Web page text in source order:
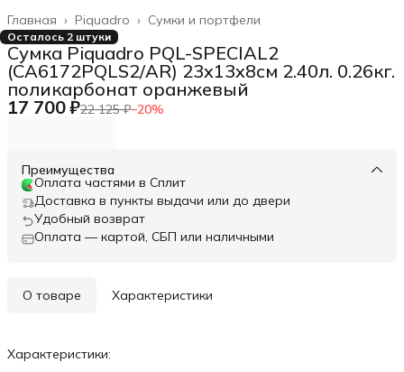
Сумки и портфели
Piquadro ›
Главная ›
Осталось 2 штуки
Сумка Piquadro PQL-SPECIAL2
(CA6172PQLS2/AR) 23x13x8см 2.40л. 0.26кг.
поликарбонат оранжевый
17 700 ₽22 125 ₽−20%
Преимущества
Оплата частями в Сплит
Доставка в пункты выдачи или до двери
Удобный возврат
Оплата — картой, СБП или наличными
О товаре Характеристики
Характеристики: